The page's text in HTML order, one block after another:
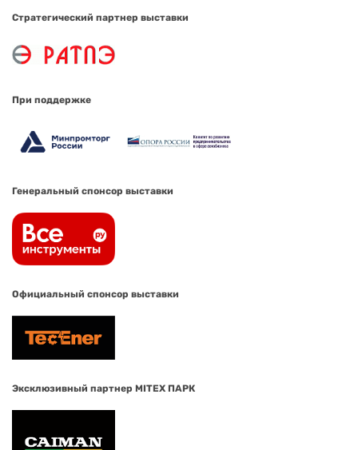
Стратегический партнер выставки
При поддержке
Генеральный спонсор выставки
Официальный спонсор выставки
Эксклюзивный партнер MITEX ПАРК